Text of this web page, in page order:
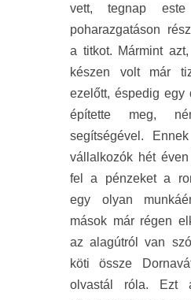
vett, tegnap
poharazgatáson
a titkot. Mármint
készen volt már
ezelőtt, éspedig egy
építette meg,
segítségével.
vállalkozók hét
fel a pénzeket a
egy olyan
mások már régen
az alagútról van
köti össze
olvastál róla. Ezt